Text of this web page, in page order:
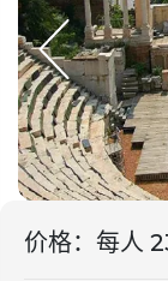
价格： 每人